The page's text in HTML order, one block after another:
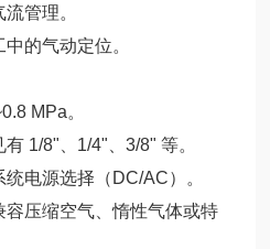
流管理。
的气动定位。
MPa。
1/8"、1/4"、3/8" 等。
统电源选择（DC/AC）。
压缩空气、惰性气体或特